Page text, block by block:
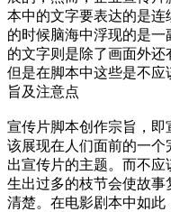
本中的文字要表达的是
的时候脑海中浮现的是
的文字则是除了画面外还
但是在脚本中这些是不
旨及注意点
宣传片脚本创作宗旨，
该展现在人们面前的一
出宣传片的主题。而不
生出过多的枝节会使故
清楚。在电影剧本中如